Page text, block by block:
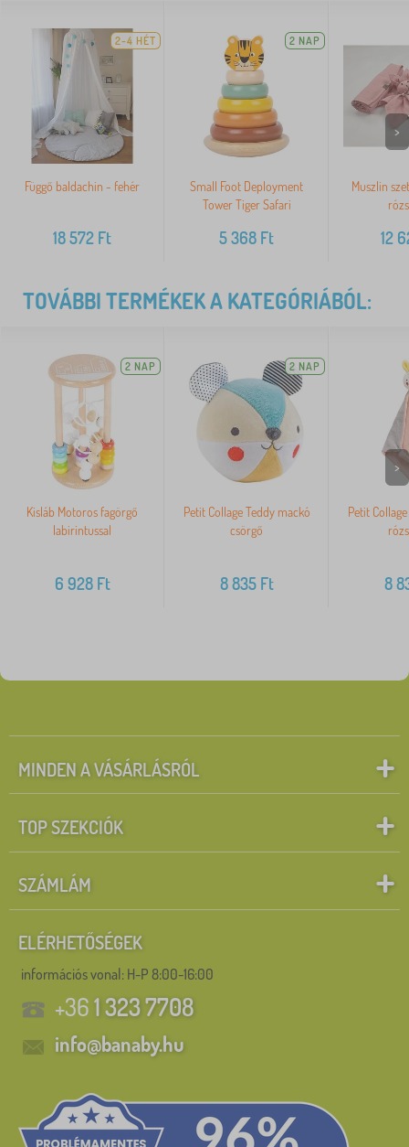
2-4 HÉT
Függő baldachin - fehér
18 572 Ft
2 NAP
Small Foot Deployment
Tower Tiger Safari
5 368 Ft
Muszlin
12
>
TOVÁBBI TERMÉKEK A KATEGÓRIÁBÓL:
2 NAP
Kisláb Motoros fagörgő
labirintussal
6 928Ft
2 NAP
Petit Collage Teddy mackó
csörgő
8 835Ft
Petit
8
>
MINDEN A VÁSÁRLÁSRÓL
TOP SZEKCIÓK
SZÁMLÁM
ELÉRHETŐSÉGEK
információs vonal: H-P 8:00-16:00
+361 323 7708
info@banaby.hu